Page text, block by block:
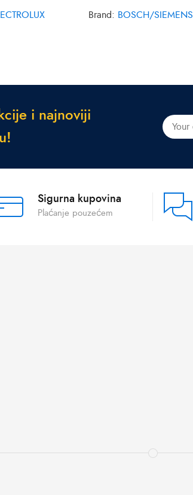
Brand: BOSCH/SIEMENS
kcije i najnoviji
u!
Sigurna kupovina
Plaćanje pouzećem